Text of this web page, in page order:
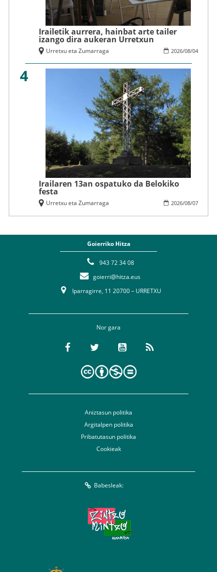
Irailetik aurrera, hainbat arte tailer
izango dira aukeran Urretxun
2026/08/04
Urretxu eta Zumarraga
4
Irailaren 13an ospatuko da Belokiko
festa
2026/08/07
Urretxu eta Zumarraga
Goierriko Hitza
943 72 34 08
goierri@hitza.eus
Iparragirre, 11 20700 – URRETXU
Nor gara
Aniztasun politika
Argitalpen politika
Pribatutasun politika
Cookieak
Babesleak: